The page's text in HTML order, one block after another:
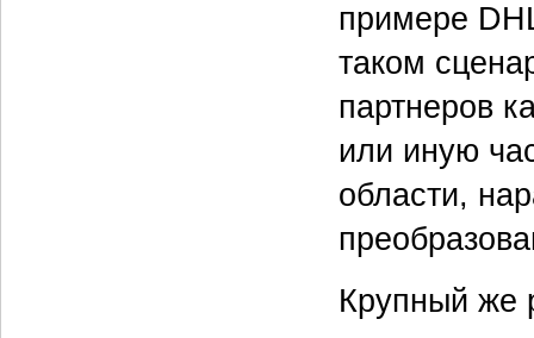
примере
таком
партнеров
или иную
области,
Крупный же